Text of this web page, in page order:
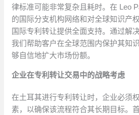
律标准可能非常复杂且耗时。在 Leo
的国际分支机构网络和对全球知识产
国际专利转让提供全面支持。通过解
我们帮助客户在全球范围内保护其知
够自信地扩大市场份额。
企业在专利转让交易中的战略考虑
在土耳其进行专利转让时，企业必须
素，以确保该流程符合其长期目标。